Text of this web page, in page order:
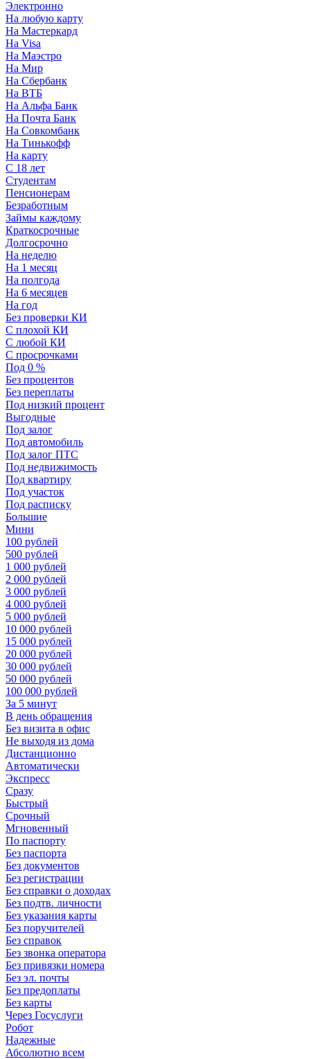
Электронно
На любую карту
На Мастеркард
На Visa
На Маэстро
На Мир
На Сбербанк
На ВТБ
На Альфа Банк
На Почта Банк
На Совкомбанк
На Тинькофф
На карту
С 18 лет
Студентам
Пенсионерам
Безработным
Займы каждому
Краткосрочные
Долгосрочно
На неделю
На 1 месяц
На полгода
На 6 месяцев
На год
Без проверки КИ
С плохой КИ
С любой КИ
С просрочками
Под 0 %
Без процентов
Без переплаты
Под низкий процент
Выгодные
Под залог
Под автомобиль
Под залог ПТС
Под недвижимость
Под квартиру
Под участок
Под расписку
Большие
Мини
100 рублей
500 рублей
1 000 рублей
2 000 рублей
3 000 рублей
4 000 рублей
5 000 рублей
10 000 рублей
15 000 рублей
20 000 рублей
30 000 рублей
50 000 рублей
100 000 рублей
За 5 минут
В день обращения
Без визита в офис
Не выходя из дома
Дистанционно
Автоматически
Экспресс
Сразу
Быстрый
Срочный
Мгновенный
По паспорту
Без паспорта
Без документов
Без регистрации
Без справки о доходах
Без подтв. личности
Без указания карты
Без поручителей
Без справок
Без звонка оператора
Без привязки номера
Без эл. почты
Без предоплаты
Без карты
Через Госуслуги
Робот
Надежные
Абсолютно всем